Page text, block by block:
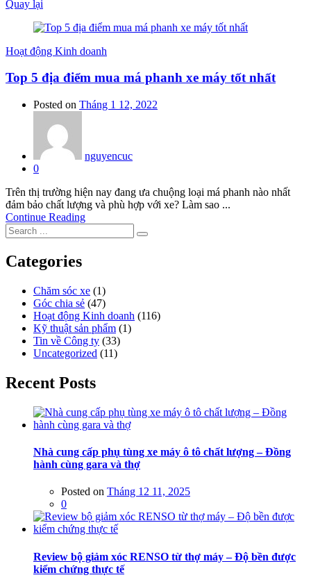
Quay lại
Hoạt động Kinh doanh
Top 5 địa điểm mua má phanh xe máy tốt nhất
Posted on Tháng 1 12, 2022
nguyencuc
0
Trên thị trường hiện nay đang ưa chuộng loại má phanh nào nhất
đảm bảo chất lượng và phù hợp với xe? Làm sao ...
Continue Reading
Categories
Chăm sóc xe (1)
Góc chia sẻ (47)
Hoạt động Kinh doanh (116)
Kỹ thuật sản phẩm (1)
Tin về Công ty (33)
Uncategorized (11)
Recent Posts
Nhà cung cấp phụ tùng xe máy ô tô chất lượng – Đồng
hành cùng gara và thợ
Posted on Tháng 12 11, 2025
0
Review bộ giảm xóc RENSO từ thợ máy – Độ bền được
kiểm chứng thực tế